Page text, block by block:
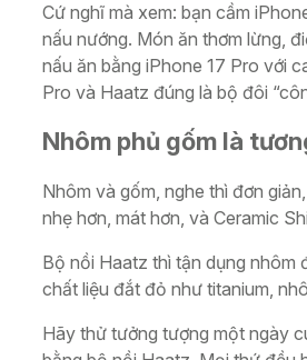
Cứ nghĩ mà xem: bạn cầm
nấu nướng. Món ăn thơm lừng,
nấu ăn bằng iPhone 17 Pro với
Pro và Haatz đúng là bộ đôi
Nhôm phủ gốm là
Nhôm và gốm, nghe thì đơn
nhẹ hơn, mát hơn, và Ceramic
Bộ nồi Haatz thì tận dụng nhôm
chất liệu đắt đỏ như titanium,
Hãy thử tưởng tượng một ngày